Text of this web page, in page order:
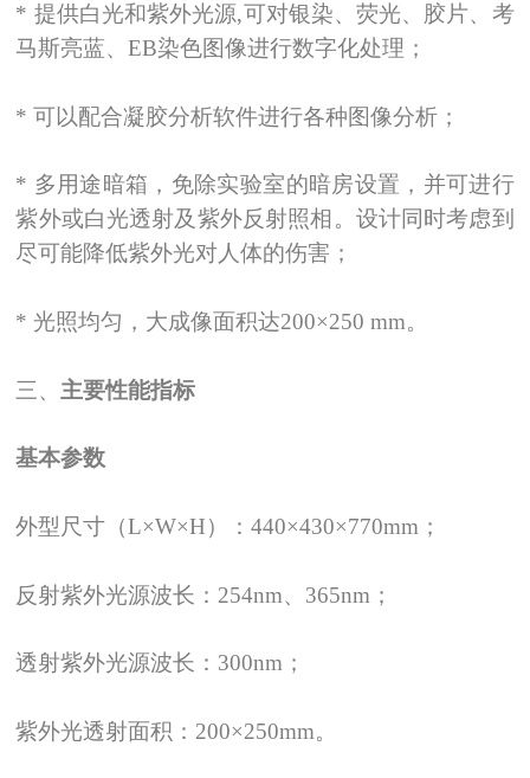
* 提供白光和紫外光源,可对银染、荧光、胶片、考
马斯亮蓝、EB染色图像进行数字化处理；
*可以配合凝胶分析软件进行各种图像分析；
* 多用途暗箱，免除实验室的暗房设置，并可进行
紫外或白光透射及紫外反射照相。设计同时考虑到
尽可能降低紫外光对人体的伤害；
*光照均匀，大成像面积达200×250 mm。
三、 主要性能指标
基本参数
外型尺寸（L×W×H）：440×430×770mm；
反射紫外光源波长：254nm、365nm；
透射紫外光源波长：300nm；
紫外光透射面积：200×250mm。